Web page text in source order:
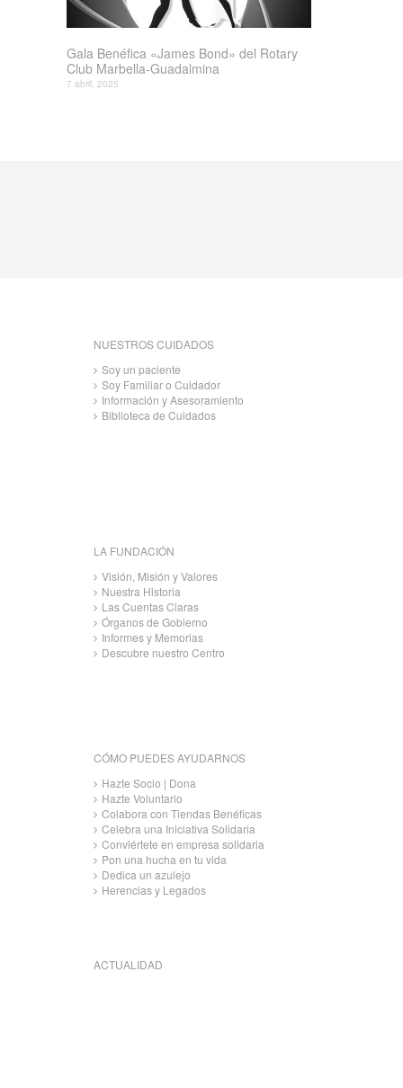
Gala Benéfica «James Bond» del Rotary
Club Marbella-Guadalmina
7 abril, 2025
NUESTROS CUIDADOS
Soy un paciente
Soy Familiar o Cuidador
Información y Asesoramiento
Biblioteca de Cuidados
LA FUNDACIÓN
Visión, Misión y Valores
Nuestra Historia
Las Cuentas Claras
Órganos de Gobierno
Informes y Memorias
Descubre nuestro Centro
CÓMO PUEDES AYUDARNOS
Hazte Socio | Dona
Hazte Voluntario
Colabora con Tiendas Benéficas
Celebra una Iniciativa Solidaria
Conviértete en empresa solidaria
Pon una hucha en tu vida
Dedica un azulejo
Herencias y Legados
ACTUALIDAD